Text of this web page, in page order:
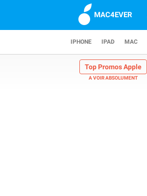
MAC4EVER
IPHONE IPAD MAC
Top Promos Apple